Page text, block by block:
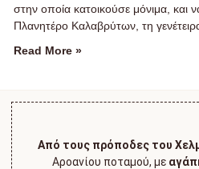
στην οποία κατοικούσε μόνιμα, και
Πλανητέρο Καλαβρύτων, τη
Read More »
Από τους πρόποδες του
Αροανίου ποταμού, με